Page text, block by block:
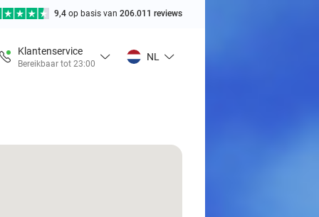
9,4 op basis van 206.011 reviews
Klantenservice
Bereikbaar tot 23:00
NL